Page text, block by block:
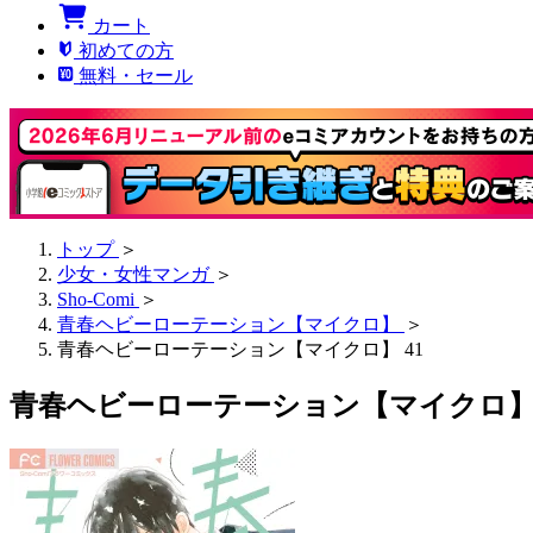
カート
初めての方
無料・セール
トップ ＞
少女・女性マンガ ＞
Sho-Comi ＞
青春ヘビーローテーション【マイクロ】
＞
青春ヘビーローテーション【マイクロ】 41
青春ヘビーローテーション【マイクロ